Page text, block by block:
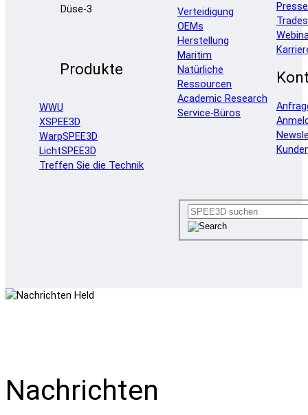
Produkte
WWU
XSPEE3D
WarpSPEE3D
LichtSPEE3D
Treffen Sie die Technik
Verteidigung
OEMs
Herstellung
Maritim
Natürliche
Ressourcen
Academic Research
Service-Büros
Nachrichten